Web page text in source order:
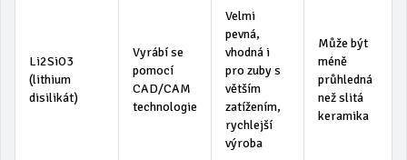
Li2SiO3
(lithium
disilikát)
Vyrábí se
pomocí
CAD/CAM
technologie
Velmi
pevná,
vhodná i
pro zuby s
větším
zatížením,
rychlejší
výroba
Může být
méně
průhledná
než slitá
keramika